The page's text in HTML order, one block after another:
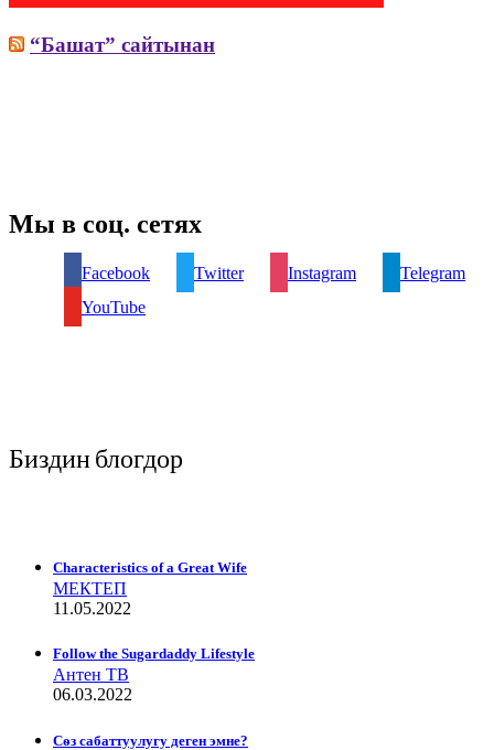
“Башат” сайтынан
Мы в соц. сетях
Facebook Twitter Instagram
Telegram
YouTube
Биздин блогдор
Characteristics of a Great Wife
МЕКТЕП
11.05.2022
Follow the Sugardaddy Lifestyle
Антен ТВ
06.03.2022
Сѳз сабаттуулугу деген эмне?